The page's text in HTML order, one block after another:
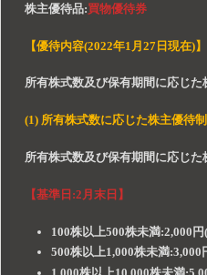
株主優待品:買物優待券
【優待内容(2022年1月27日現在)】
所有株式数及び保有期間に応じ
(1) 所有株式数に応じた株主優待
所有株式数及び保有期間に応じ
【基準日:2月末日】
100株以上500株未満:2,000円
500株以上1,000株未満:3,000